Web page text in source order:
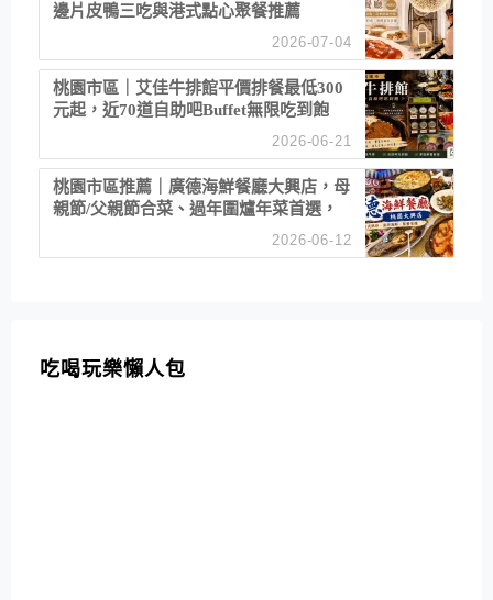
邊片皮鴨三吃與港式點心聚餐推薦
2026-07-04
桃園市區｜艾佳牛排館平價排餐最低300
元起，近70道自助吧Buffet無限吃到飽
2026-06-21
桃園市區推薦｜廣德海鮮餐廳大興店，母
親節/父親節合菜、過年圍爐年菜首選，
2026-06-12
吃喝玩樂懶人包